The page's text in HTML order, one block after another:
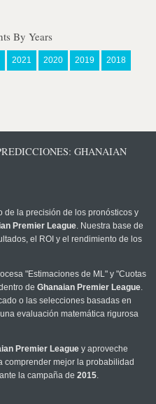
By Years
2021 2020 2019 2018
GHANAIAN
de la precisión de los pronósticos y
Premier League. Nuestra base de
el ROI y el rendimiento de los
"Estimaciones de ML" y "Cuotas
de Ghanaian Premier League.
o las selecciones basadas en
evaluación matemática rigurosa
Premier Leaguey aproveche
comprender mejor la probabilidad
la campaña de 2015.